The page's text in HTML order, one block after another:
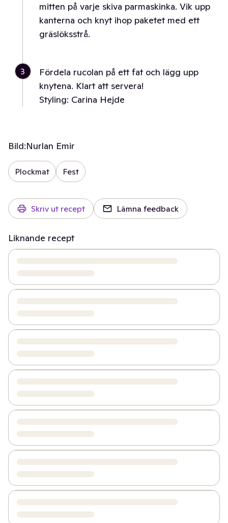
mitten på varje skiva parmaskinka. Vik upp
kanterna och knyt ihop paketet med ett
gräslöksstrå.
3
Fördela rucolan på ett fat och lägg upp
knytena. Klart att servera!
Styling: Carina Hejde
Bild:Nurlan Emir
Plockmat Fest
Skriv ut recept Lämna feedback
Liknande recept